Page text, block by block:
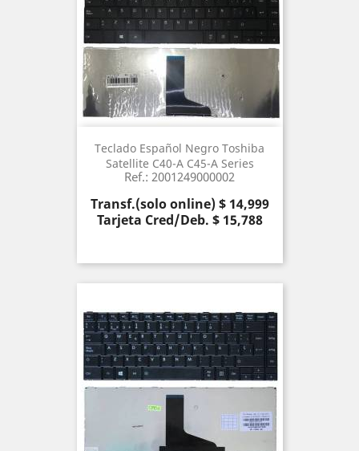
Teclado Español Negro Toshiba
Satellite C40-A C45-A Series
Ref.: 2001249000002
Precio
Transf.(solo online) $ 14,999
Tarjeta Cred/Deb. $ 15,788